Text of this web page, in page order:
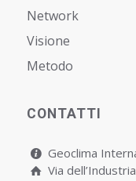
Network
Visione
Metodo
CONTATTI
Geoclima
Via